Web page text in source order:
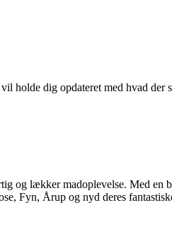
holde dig opdateret med hvad
og lækker madoplevelse. Med
Fyn, Årup og nyd deres